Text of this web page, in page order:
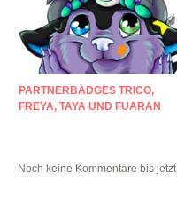
PARTNERBADGES TRICO,
FREYA, TAYA UND FUARAN
Noch keine Kommentare bis jetzt